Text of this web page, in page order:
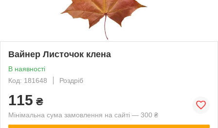
Вайнер Листочок клена
В наявності
Код: 181648
Роздріб
115 ₴
Мінімальна сума замовлення на сайті — 300 ₴